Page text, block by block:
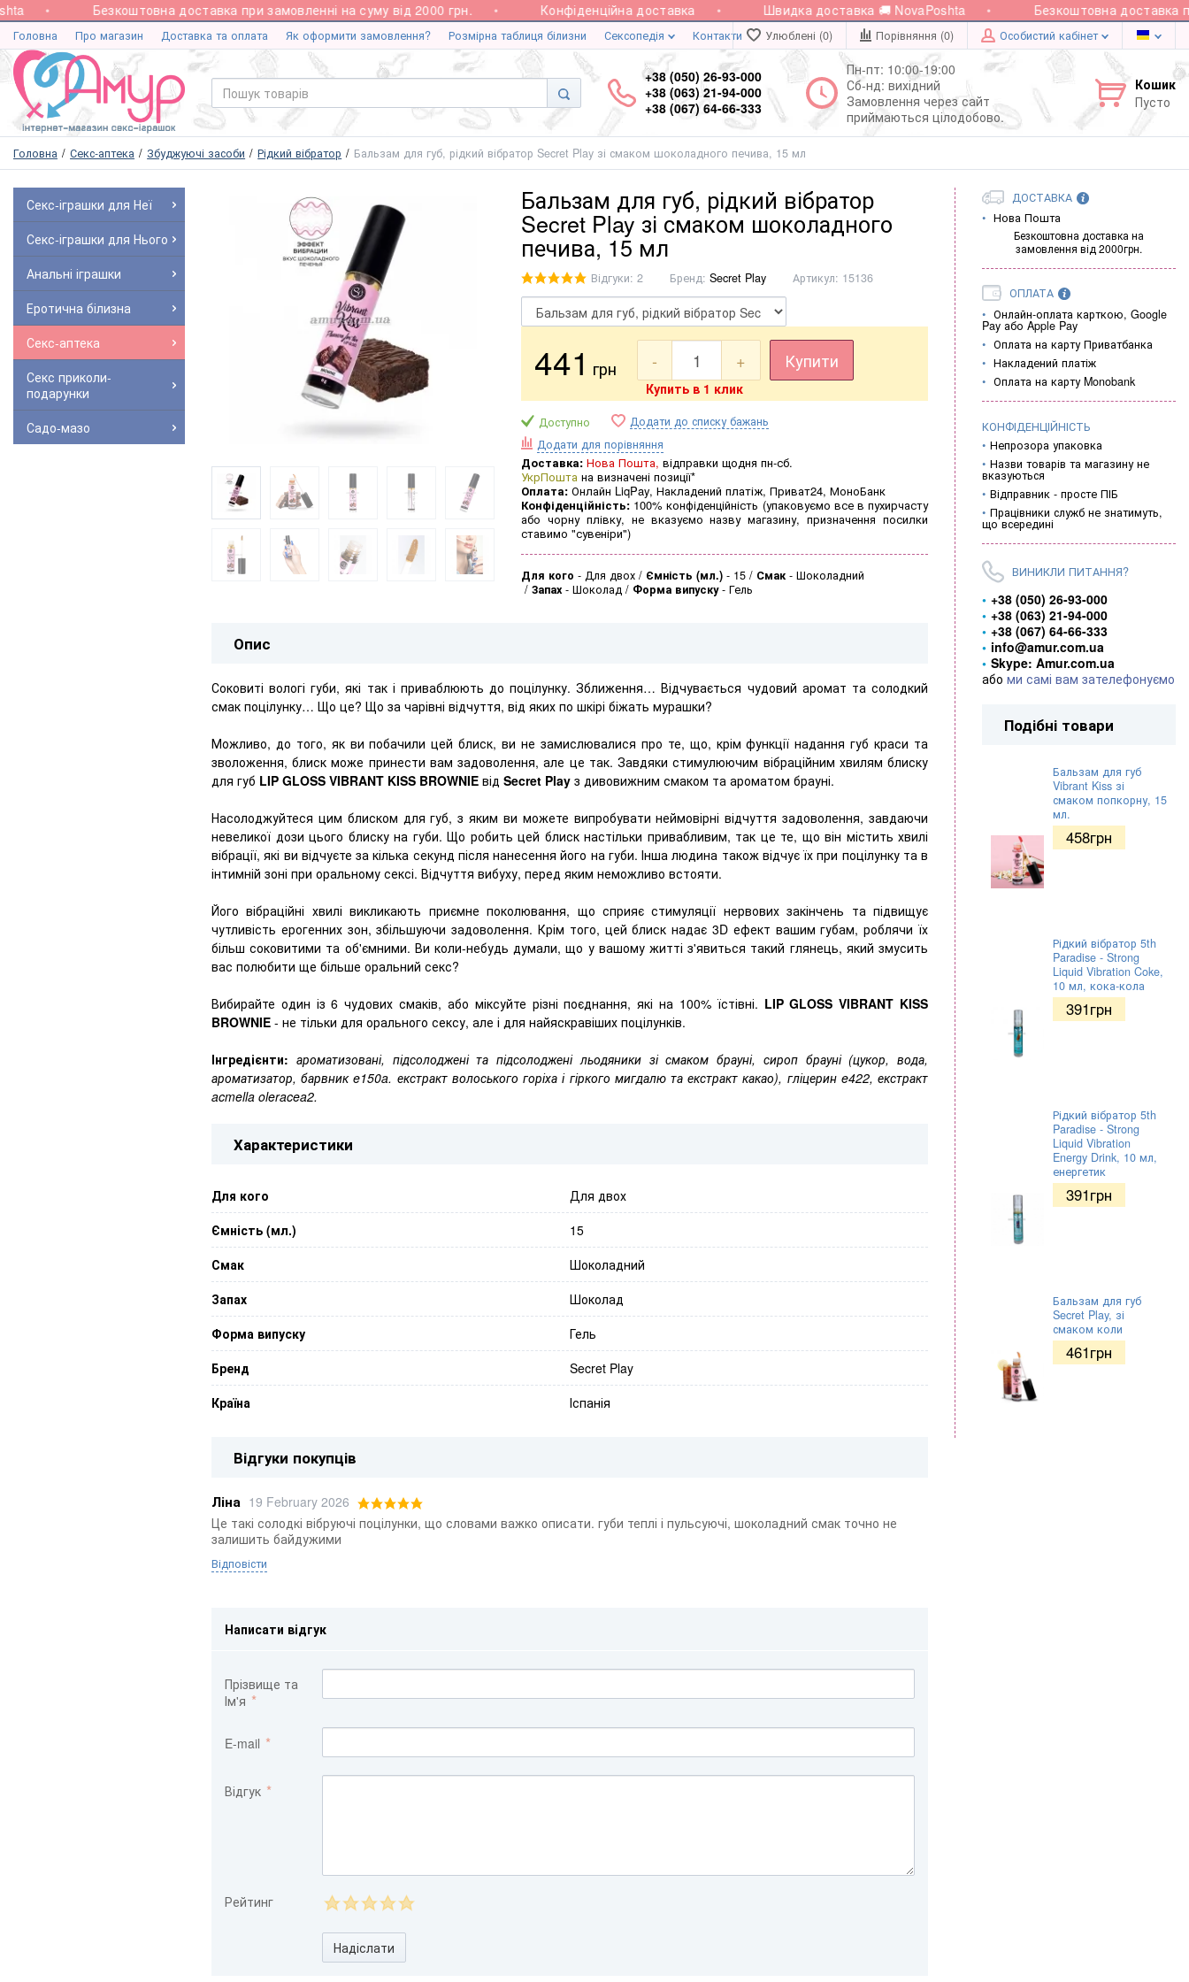
Безкоштовна доставка при замовленні на суму від 2000 грн. Конфіденційна доставка Швидка доставка 🚚 NovaPoshta Безкоштовна доставка
Головна Про магазин Доставка та оплата Як оформити замовлення? Розмірна таблиця білизни Сексопедія Контакти Улюблені (0) Порівняння (0) Особистий кабінет
+38 (050) 26-93-000
+38 (063) 21-94-000
+38 (067) 64-66-333
Пн-пт: 10:00-19:00
Сб-нд: вихідний
Замовлення через сайт
приймаються цілодобово.
Кошик
Пусто
Головна Секс-аптека Збуджуючі засоби Рідкий вібратор Бальзам для губ, рідкий вібратор Secret Play зі смаком шоколадного печива, 15 мл
Секс-іграшки для Неї
Секс-іграшки для Нього
Анальні іграшки
Еротична білизна
Секс-аптека
Секс приколи-
подарунки
Садо-мазо
Бальзам для губ, рідкий вібратор
Secret Play зі смаком шоколадного
печива, 15 мл
Відгуки: 2 Бренд: Secret Play Артикул: 15136
441 грн - + Купити
Купить в 1 клик
Доступно
Додати до списку бажань
Додати для порівняння
Доставка: Нова Пошта, відправки щодня пн-сб.
УкрПошта на визначені позиції*
Оплата: Онлайн LiqPay, Накладений платіж, Приват24, МоноБанк
Конфіденційність: 100% конфіденційність (упаковуємо все в пухирчасту
або чорну плівку, не вказуємо назву магазину, призначення посилки
ставимо "сувеніри")
Для кого - Для двох Ємність (мл.) - 15 Смак - Шоколадний
Запах - Шоколад Форма випуску - Гель
Опис
Соковиті вологі губи, які так і приваблюють до поцілунку. Зближення… Відчувається чудовий аромат та солодкий
смак поцілунку… Що це? Що за чарівні відчуття, від яких по шкірі біжать мурашки?
Можливо, до того, як ви побачили цей блиск, ви не замислювалися про те, що, крім функції надання губ краси та
зволоження, блиск може принести вам задоволення, але це так. Завдяки стимулюючим вібраційним хвилям блиску
для губ LIP GLOSS VIBRANT KISS BROWNIE від Secret Play з дивовижним смаком та ароматом брауні.
Насолоджуйтеся цим блиском для губ, з яким ви можете випробувати неймовірні відчуття задоволення, завдаючи
невеликої дози цього блиску на губи. Що робить цей блиск настільки привабливим, так це те, що він містить хвилі
вібрації, які ви відчуєте за кілька секунд після нанесення його на губи. Інша людина також відчує їх при поцілунку та в
інтимній зоні при оральному сексі. Відчуття вибуху, перед яким неможливо встояти.
Його вібраційні хвилі викликають приємне поколювання, що сприяє стимуляції нервових закінчень та підвищує
чутливість ерогенних зон, збільшуючи задоволення. Крім того, цей блиск надає 3D ефект вашим губам, роблячи їх
більш соковитими та об'ємними. Ви коли-небудь думали, що у вашому житті з'явиться такий глянець, який змусить
вас полюбити ще більше оральний секс?
Вибирайте один із 6 чудових смаків, або міксуйте різні поєднання, які на 100% їстівні. LIP GLOSS VIBRANT KISS
BROWNIE - не тільки для орального сексу, але і для найяскравіших поцілунків.
Інгредієнти: ароматизовані, підсолоджені та підсолоджені льодяники зі смаком брауні, сироп брауні (цукор, вода,
ароматизатор, барвник e150a. екстракт волоського горіха і гіркого мигдалю та екстракт какао), гліцерин e422, екстракт
acmella oleracea2.
Характеристики
Для кого
Для двох
Ємність (мл.)
15
Смак
Шоколадний
Запах
Шоколад
Форма випуску
Гель
Бренд
Secret Play
Країна
Іспанія
Відгуки покупців
Ліна 19 February 2026
Це такі солодкі вібруючі поцілунки, що словами важко описати. губи теплі і пульсуючі, шоколадний смак точно не
залишить байдужими
Відповісти
Написати відгук
Прізвище та
Ім'я
E-mail
Відгук
Рейтинг
Надіслати
ДОСТАВКА
Нова Пошта
Безкоштовна доставка на
замовлення від 2000грн.
ОПЛАТА
Онлайн-оплата карткою, Google
Pay або Apple Pay
Оплата на карту Приватбанка
Накладений платіж
Оплата на карту Monobank
КОНФІДЕНЦІЙНІСТЬ
Непрозора упаковка
Назви товарів та магазину не
вказуються
Відправник - просте ПІБ
Працівники служб не знатимуть,
що всередині
ВИНИКЛИ ПИТАННЯ?
+38 (050) 26-93-000
+38 (063) 21-94-000
+38 (067) 64-66-333
info@amur.com.ua
Skype: Amur.com.ua
або ми самі вам зателефонуємо
Подібні товари
Бальзам для губ
Vibrant Kiss зі
смаком попкорну, 15
мл.
458грн
Рідкий вібратор 5th
Paradise - Strong
Liquid Vibration Coke,
10 мл, кока-кола
391грн
Рідкий вібратор 5th
Paradise - Strong
Liquid Vibration
Energy Drink, 10 мл,
енергетик
391грн
Бальзам для губ
Secret Play, зі
смаком коли
461грн